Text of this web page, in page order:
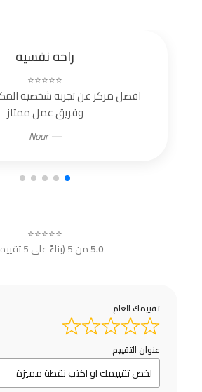
راحه نفسيه
⭐⭐⭐⭐⭐
افضل مركز عن تجربه شخصيه
وفريق عمل ممتاز
— Nour
⭐⭐⭐⭐⭐
5.0من 5 (بناءً على 5 تقييمات)
تقييمك العام
عنوان التقييم